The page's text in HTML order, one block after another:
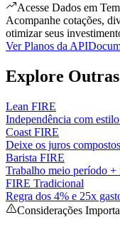
Acesse Dados em
Acompanhe cotações,
otimizar seus
Ver Planos da API
Explore
Lean FIRE
Independência com
Coast FIRE
Deixe os juros
Barista FIRE
Trabalho meio período +
FIRE Tradicional
Regra dos 4% e 25x
Considerações